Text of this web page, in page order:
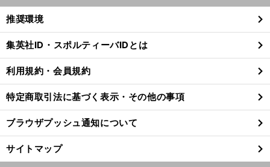
閉
る
推奨環境
集英社ID・スポルティーバIDとは
利用規約・会員規約
特定商取引法に基づく表示・その他の事項
ブラウザプッシュ通知について
サイトマップ